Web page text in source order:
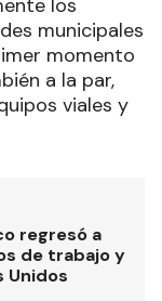
los
municipales
momento
a la par,
viales y
regresó a
de trabajo y
Unidos